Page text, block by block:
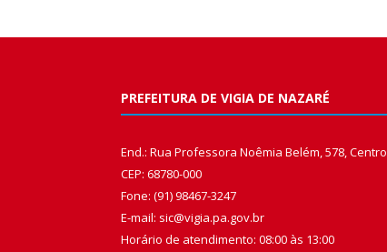
PREFEITURA DE VIGIA DE NAZARÉ
End.: Rua Professora Noêmia Belém, 578, Centro
CEP: 68780-000
Fone: (91) 98467-3247
E-mail: sic@vigia.pa.gov.br
Horário de atendimento: 08:00 às 13:00